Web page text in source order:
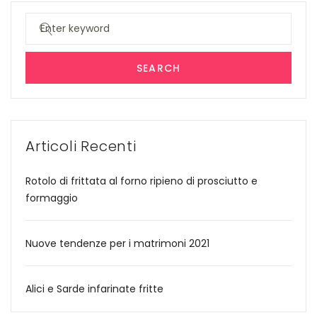
Search
SEARCH
Articoli Recenti
Rotolo di frittata al forno ripieno di prosciutto e
formaggio
Nuove tendenze per i matrimoni 2021
Alici e Sarde infarinate fritte